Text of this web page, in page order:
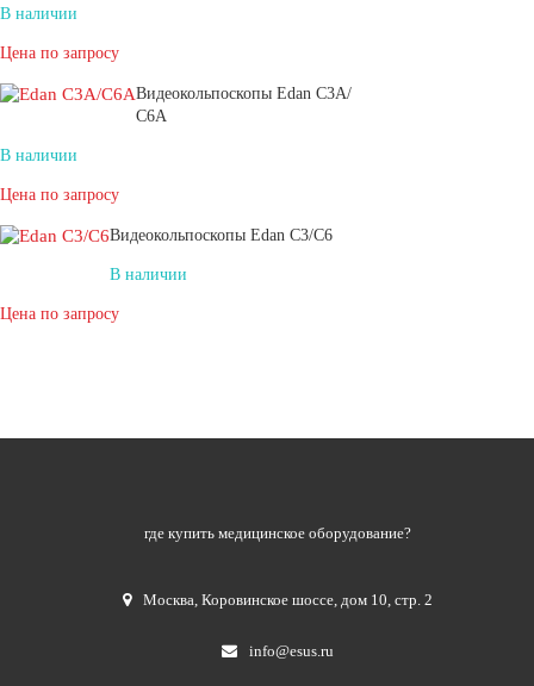
В наличии
Цена по запросу
Видеокольпоскопы Edan С3A/
С6A
В наличии
Цена по запросу
Видеокольпоскопы Edan С3/С6
В наличии
Цена по запросу
где купить медицинское оборудование?
Москва ,Коровинское шоссе, дом 10, стр. 2
info@esus.ru